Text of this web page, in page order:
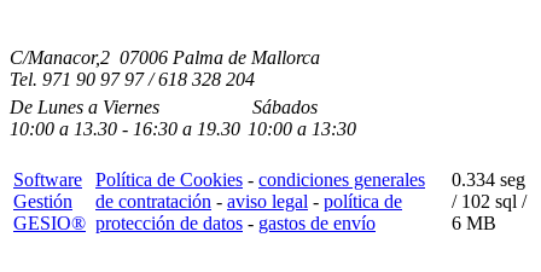
C/Manacor,2 07006 Palma de Mallorca
Tel. 971 90 97 97 / 618 328 204
De Lunes a Viernes
10:00 a 13.30 - 16:30 a 19.30
Sábados
10:00 a 13:30
Software
Gestión
GESIO®
Política de Cookies - condiciones generales
de contratación - aviso legal - política de
protección de datos - gastos de envío
0.334 seg
/ 102 sql /
6 MB